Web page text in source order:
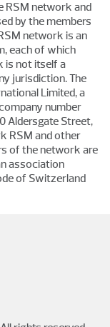
RSM network and
by the members
network is an
each of which
is not itself a
jurisdiction. The
Limited, a
number
Aldersgate Street,
RSM and other
of the network are
association
of Switzerland